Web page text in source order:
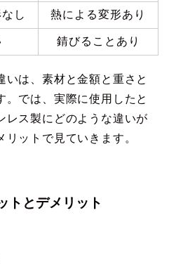
し 熱による変形あり
錆びることあり
いは、素材と金額と重さと
。では、実際に使用したと
レス製にどのような違いが
ットで見ていきます。
トとデメリット